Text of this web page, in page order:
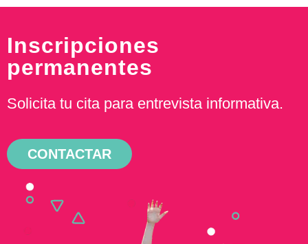
Inscripciones
permanentes
Solicita tu cita para entrevista informativa.
CONTACTAR